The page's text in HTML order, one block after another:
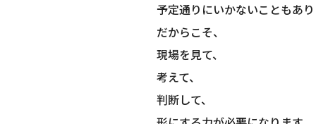
予定通りにいかないこともあ
だからこそ、
現場を見て、
考えて、
判断して、